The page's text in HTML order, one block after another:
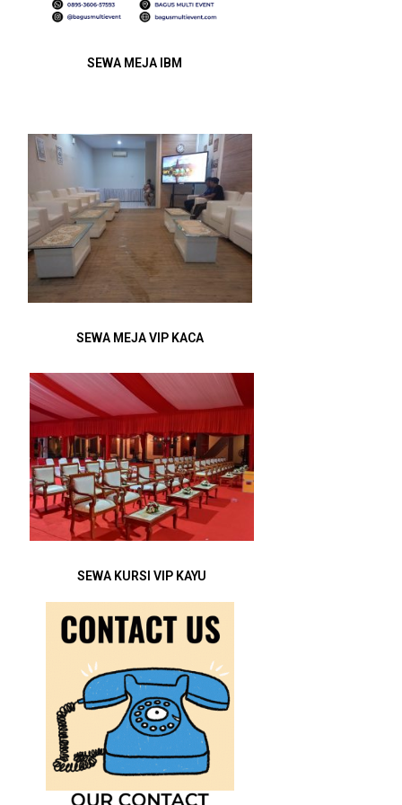
SEWA MEJA IBM
SEWA MEJA VIP KACA
SEWA KURSI VIP KAYU